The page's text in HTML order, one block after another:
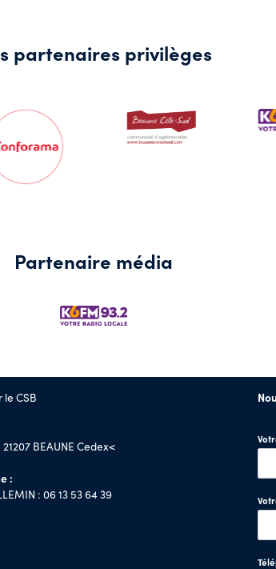
partenaires privilèges
Partenaire média
CSB
BEAUNE Cedex<
:
: 06 13 53 64 39